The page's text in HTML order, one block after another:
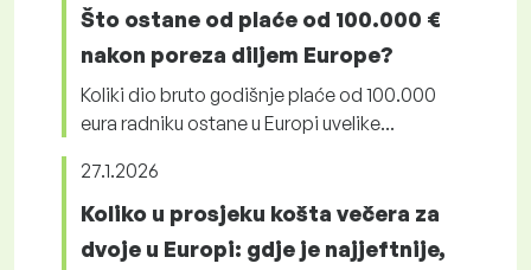
Što ostane od plaće od 100.000 €
nakon poreza diljem Europe?
Koliki dio bruto godišnje plaće od 100.000
eura radniku ostane u Europi uvelike...
27.1.2026
Koliko u prosjeku košta večera za
dvoje u Europi: gdje je najjeftnije,